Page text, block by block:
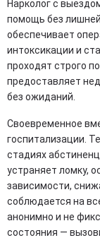
Нарколог с
помощь без
обеспечивает
интоксикации и
проходят строго
предоставляет
без ожиданий.
Своевременное
госпитализации.
стадиях
устраняет ломку,
зависимости,
соблюдается на
анонимно и не
состояния —